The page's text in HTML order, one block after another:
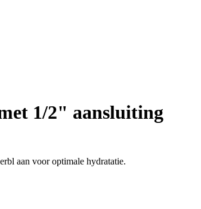
1/2" aansluiting
aan voor optimale hydratatie.